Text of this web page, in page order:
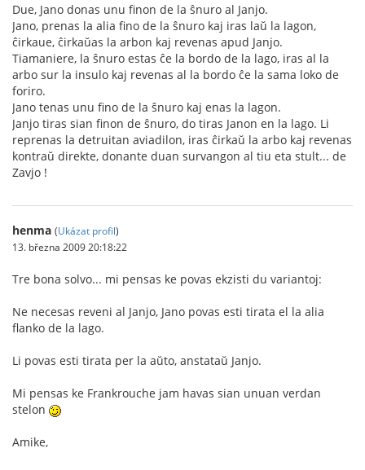
Due, Jano donas unu finon de la ŝnuro al Janjo.
Jano, prenas la alia fino de la ŝnuro kaj iras laŭ la lagon,
ĉirkaue, ĉirkaŭas la arbon kaj revenas apud Janjo.
Tiamaniere, la ŝnuro estas ĉe la bordo de la lago, iras al la
arbo sur la insulo kaj revenas al la bordo ĉe la sama loko de
foriro.
Jano tenas unu fino de la ŝnuro kaj enas la lagon.
Janjo tiras sian finon de ŝnuro, do tiras Janon en la lago. Li
reprenas la detruitan aviadilon, iras ĉirkaŭ la arbo kaj revenas
kontraŭ direkte, donante duan survangon al tiu eta stult... de
Zavjo !
henma (Ukázat profil)
13. března 2009 20:18:22
Tre bona solvo... mi pensas ke povas ekzisti du variantoj:
Ne necesas reveni al Janjo, Jano povas esti tirata el la alia
flanko de la lago.
Li povas esti tirata per la aŭto, anstataŭ Janjo.
Mi pensas ke Frankrouche jam havas sian unuan verdan
stelon
Amike,